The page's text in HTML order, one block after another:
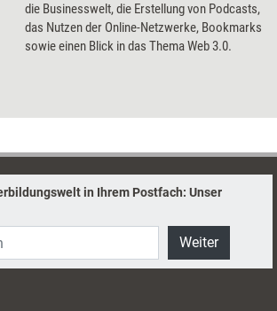
die Businesswelt, die Erstellung von Podcasts,
das Nutzen der Online-Netzwerke, Bookmarks
sowie einen Blick in das Thema Web 3.0.
in Ihrem Postfach: Unser
Weiter